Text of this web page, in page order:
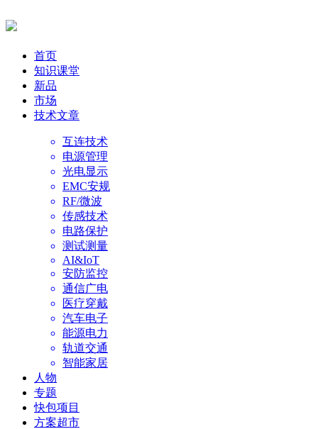
首页
知识课堂
新品
市场
技术文章
互连技术
电源管理
光电显示
EMC安规
RF/微波
传感技术
电路保护
测试测量
AI&IoT
安防监控
通信广电
医疗穿戴
汽车电子
能源电力
轨道交通
智能家居
人物
专题
快包项目
方案超市